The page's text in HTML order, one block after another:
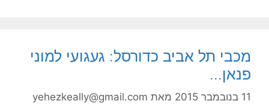
מכבי תל אביב כדורסל: געגועי למוני
פנאן…
11 בנובמבר 2015 מאת yehezkeally@gmail.com